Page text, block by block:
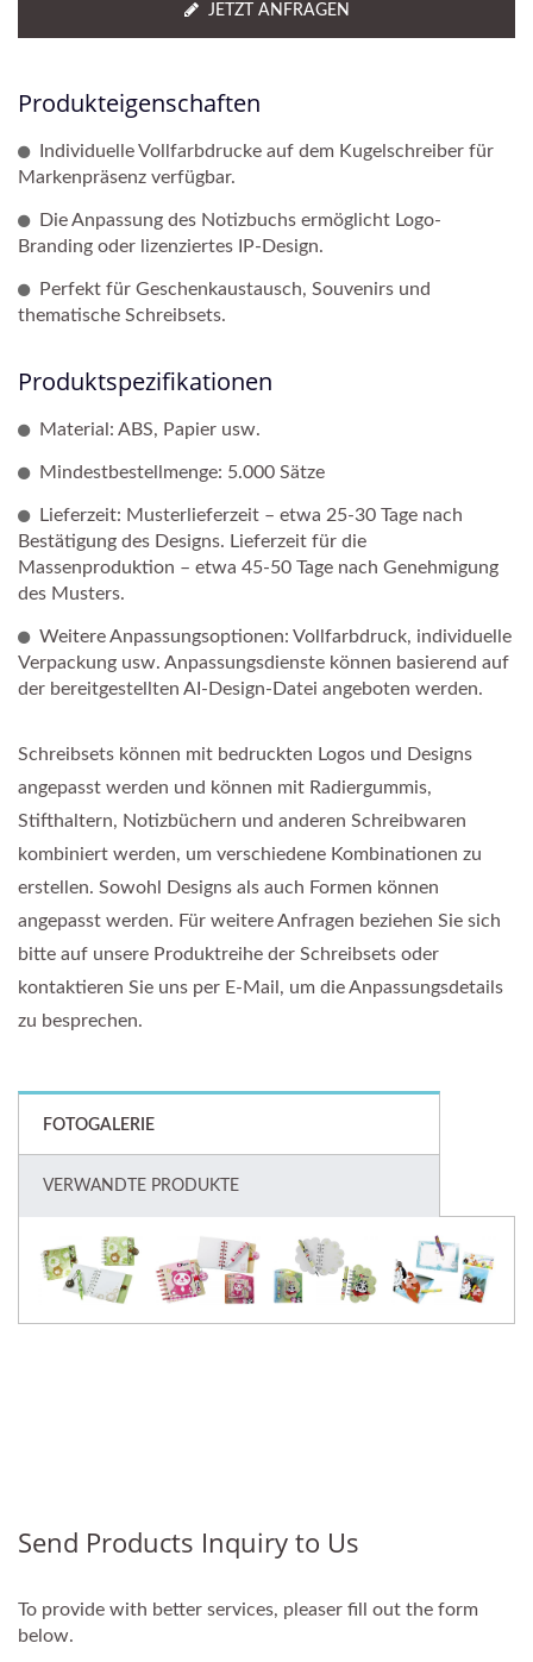
JETZT ANFRAGEN
Produkteigenschaften
Individuelle Vollfarbdrucke auf dem Kugelschreiber für
Markenpräsenz verfügbar.
Die Anpassung des Notizbuchs ermöglicht Logo-
Branding oder lizenziertes IP-Design.
Perfekt für Geschenkaustausch, Souvenirs und
thematische Schreibsets.
Produktspezifikationen
Material: ABS, Papier usw.
Mindestbestellmenge: 5.000 Sätze
Lieferzeit: Musterlieferzeit – etwa 25-30 Tage nach
Bestätigung des Designs. Lieferzeit für die
Massenproduktion – etwa 45-50 Tage nach Genehmigung
des Musters.
Weitere Anpassungsoptionen: Vollfarbdruck, individuelle
Verpackung usw. Anpassungsdienste können basierend auf
der bereitgestellten AI-Design-Datei angeboten werden.
Schreibsets können mit bedruckten Logos und Designs
angepasst werden und können mit Radiergummis,
Stifthaltern, Notizbüchern und anderen Schreibwaren
kombiniert werden, um verschiedene Kombinationen zu
erstellen. Sowohl Designs als auch Formen können
angepasst werden. Für weitere Anfragen beziehen Sie sich
bitte auf unsere Produktreihe der Schreibsets oder
kontaktieren Sie uns per E-Mail, um die Anpassungsdetails
zu besprechen.
FOTOGALERIE
VERWANDTE PRODUKTE